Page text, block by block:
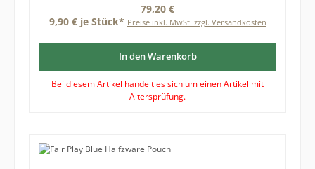
Regulärer Preis:
79,20 €
9,90 € je Stück* Preise inkl. MwSt. zzgl. Versandkosten
In den Warenkorb
Bei diesem Artikel handelt es sich um einen Artikel mit
Altersprüfung.